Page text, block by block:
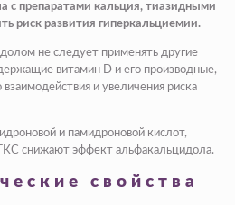
с препаратами кальция, тиазидными
риск развития гиперкальциемии.
не следует применять другие
витамин D и его производные,
и увеличения риска
и памидроновой кислот,
снижают эффект альфакальцидола.
свойства